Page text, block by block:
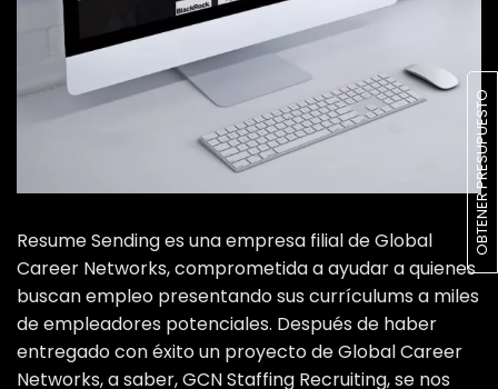
Resume Sending es una empresa filial de Global
Career Networks, comprometida a ayudar a quienes
buscan empleo presentando sus currículums a miles
de empleadores potenciales. Después de haber
entregado con éxito un proyecto de Global Career
Networks, a saber, GCN Staffing Recruiting, se nos
OBTENER PRESUPUESTO